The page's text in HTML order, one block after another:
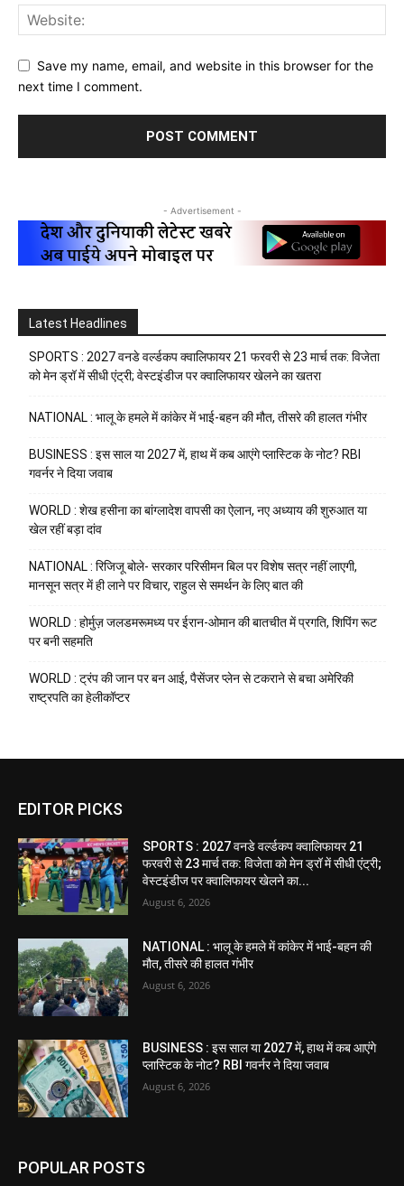
Save my name, email, and website in this browser for the
next time I comment.
- Advertisement -
Latest Headlines
SPORTS : 2027 वनडे वर्ल्डकप क्वालिफायर 21 फरवरी से 23 मार्च तक: विजेता
को मेन ड्रॉ में सीधी एंट्री; वेस्टइंडीज पर क्वालिफायर खेलने का खतरा
NATIONAL : भालू के हमले में कांकेर में भाई-बहन की मौत, तीसरे की हालत गंभीर
BUSINESS : इस साल या 2027 में, हाथ में कब आएंगे प्लास्टिक के नोट? RBI
गवर्नर ने दिया जवाब
WORLD : शेख हसीना का बांग्लादेश वापसी का ऐलान, नए अध्याय की शुरुआत या
खेल रहीं बड़ा दांव
NATIONAL : रिजिजू बोले- सरकार परिसीमन बिल पर विशेष सत्र नहीं लाएगी,
मानसून सत्र में ही लाने पर विचार, राहुल से समर्थन के लिए बात की
WORLD : होर्मुज़ जलडमरूमध्य पर ईरान-ओमान की बातचीत में प्रगति, शिपिंग रूट
पर बनी सहमति
WORLD : ट्रंप की जान पर बन आई, पैसेंजर प्लेन से टकराने से बचा अमेरिकी
राष्ट्रपति का हेलीकॉप्टर
EDITOR PICKS
SPORTS : 2027 वनडे वर्ल्डकप क्वालिफायर 21
फरवरी से 23 मार्च तक: विजेता को मेन ड्रॉ में सीधी एंट्री;
वेस्टइंडीज पर क्वालिफायर खेलने का...
August 6, 2026
NATIONAL : भालू के हमले में कांकेर में भाई-बहन की
मौत, तीसरे की हालत गंभीर
August 6, 2026
BUSINESS : इस साल या 2027 में, हाथ में कब आएंगे
प्लास्टिक के नोट? RBI गवर्नर ने दिया जवाब
August 6, 2026
POPULAR POSTS